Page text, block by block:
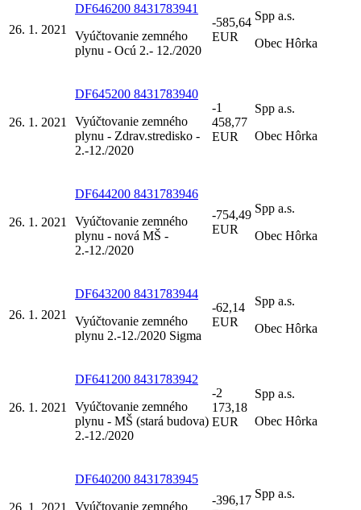
26. 1. 2021
DF646200 8431783941
Vyúčtovanie zemného
plynu - Ocú 2.- 12./2020
-585,64
EUR
Spp a.s.
Obec Hôrka
26. 1. 2021
DF645200 8431783940
Vyúčtovanie zemného
plynu - Zdrav.stredisko -
2.-12./2020
-1
458,77
EUR
Spp a.s.
Obec Hôrka
26. 1. 2021
DF644200 8431783946
Vyúčtovanie zemného
plynu - nová MŠ -
2.-12./2020
-754,49
EUR
Spp a.s.
Obec Hôrka
26. 1. 2021
DF643200 8431783944
Vyúčtovanie zemného
plynu 2.-12./2020 Sigma
-62,14
EUR
Spp a.s.
Obec Hôrka
26. 1. 2021
DF641200 8431783942
Vyúčtovanie zemného
plynu - MŠ (stará budova)
2.-12./2020
-2
173,18
EUR
Spp a.s.
Obec Hôrka
26. 1. 2021
DF640200 8431783945
Vyúčtovanie zemného
-396,17 Spp a.s.